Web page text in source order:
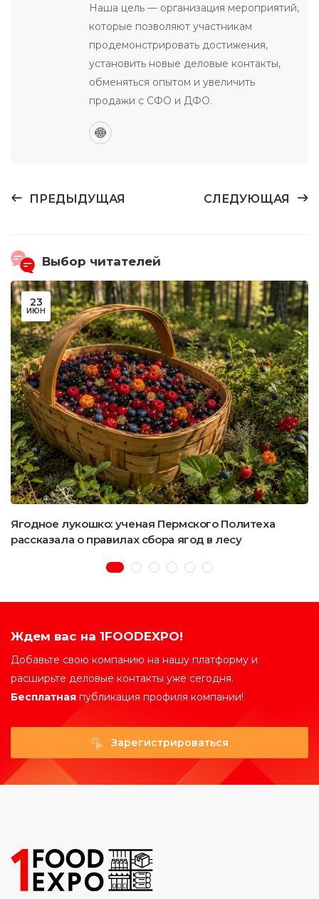
Наша цель — организация мероприятий,
которые позволяют участникам
продемонстрировать достижения,
установить новые деловые контакты,
обменяться опытом и увеличить
продажи с СФО и ДФО.
ПРЕДЫДУЩАЯ СЛЕДУЮЩАЯ
Выбор читателей
23
ИЮН
Ягодное лукошко: ученая Пермского Политеха
рассказала о правилах сбора ягод в лесу
Ждем вас на 1FOODEXPO!
Добавьте свою компанию на нашу платформу и
расширьте деловые контакты уже сегодня.
Бесплатная публикация профиля компании!
Зарегистрироваться